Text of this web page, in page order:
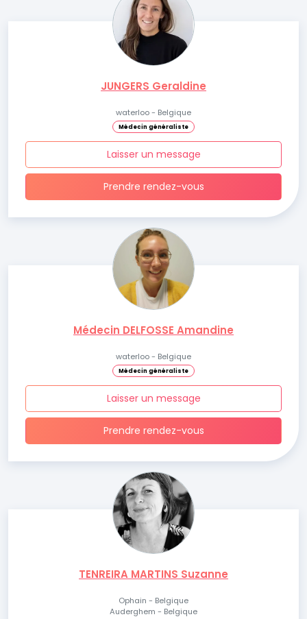
JUNGERS Geraldine
waterloo - Belgique
Médecin généraliste
Laisser un message
Prendre rendez-vous
Médecin DELFOSSE Amandine
waterloo - Belgique
Médecin généraliste
Laisser un message
Prendre rendez-vous
TENREIRA MARTINS Suzanne
Ophain - Belgique
Auderghem - Belgique